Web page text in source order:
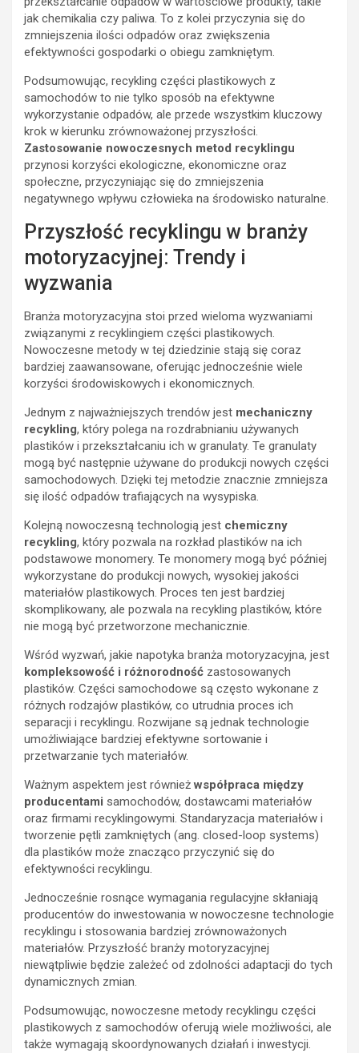
jak chemikalia czy paliwa. To z kolei przyczynia się do
zmniejszenia ilości odpadów oraz zwiększenia
efektywności gospodarki o obiegu zamkniętym.
Podsumowując, recykling części plastikowych z
samochodów to nie tylko sposób na efektywne
wykorzystanie odpadów, ale przede wszystkim kluczowy
krok w kierunku zrównoważonej przyszłości.
Zastosowanie nowoczesnych metod recyklingu
przynosi korzyści ekologiczne, ekonomiczne oraz
społeczne, przyczyniając się do zmniejszenia
negatywnego wpływu człowieka na środowisko naturalne.
Przyszłość recyklingu w branży
motoryzacyjnej: Trendy i
wyzwania
Branża motoryzacyjna stoi przed wieloma wyzwaniami
związanymi z recyklingiem części plastikowych.
Nowoczesne metody w tej dziedzinie stają się coraz
bardziej zaawansowane, oferując jednocześnie wiele
korzyści środowiskowych i ekonomicznych.
Jednym z najważniejszych trendów jest mechaniczny
recykling, który polega na rozdrabnianiu używanych
plastików i przekształcaniu ich w granulaty. Te granulaty
mogą być następnie używane do produkcji nowych części
samochodowych. Dzięki tej metodzie znacznie zmniejsza
się ilość odpadów trafiających na wysypiska.
Kolejną nowoczesną technologią jest chemiczny
recykling, który pozwala na rozkład plastików na ich
podstawowe monomery. Te monomery mogą być później
wykorzystane do produkcji nowych, wysokiej jakości
materiałów plastikowych. Proces ten jest bardziej
skomplikowany, ale pozwala na recykling plastików, które
nie mogą być przetworzone mechanicznie.
Wśród wyzwań, jakie napotyka branża motoryzacyjna, jest
kompleksowość i różnorodność zastosowanych
plastików. Części samochodowe są często wykonane z
różnych rodzajów plastików, co utrudnia proces ich
separacji i recyklingu. Rozwijane są jednak technologie
umożliwiające bardziej efektywne sortowanie i
przetwarzanie tych materiałów.
Ważnym aspektem jest równieżwspółpraca między
producentami samochodów, dostawcami materiałów
oraz firmami recyklingowymi. Standaryzacja materiałów i
tworzenie pętli zamkniętych (ang. closed-loop systems)
dla plastików może znacząco przyczynić się do
efektywności recyklingu.
Jednocześnie rosnące wymagania regulacyjne skłaniają
producentów do inwestowania w nowoczesne technologie
recyklingu i stosowania bardziej zrównoważonych
materiałów. Przyszłość branży motoryzacyjnej
niewątpliwie będzie zależeć od zdolności adaptacji do tych
dynamicznych zmian.
Podsumowując, nowoczesne metody recyklingu części
plastikowych z samochodów oferują wiele możliwości, ale
także wymagają skoordynowanych działań i inwestycji.